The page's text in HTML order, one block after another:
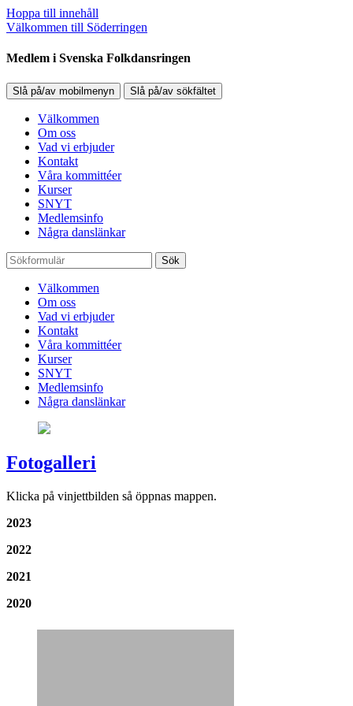
Hoppa till innehåll
Välkommen till Söderringen
Medlem i Svenska Folkdansringen
Slå på/av mobilmenyn Slå på/av sökfältet
Välkommen
Om oss
Vad vi erbjuder
Kontakt
Våra kommittéer
Kurser
SNYT
Medlemsinfo
Några danslänkar
Sök
Välkommen
Om oss
Vad vi erbjuder
Kontakt
Våra kommittéer
Kurser
SNYT
Medlemsinfo
Några danslänkar
Fotogalleri
Klicka på vinjettbilden så öppnas mappen.
2023
2022
2021
2020